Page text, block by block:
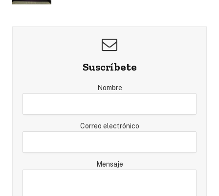
Suscríbete
Nombre
Correo electrónico
Mensaje